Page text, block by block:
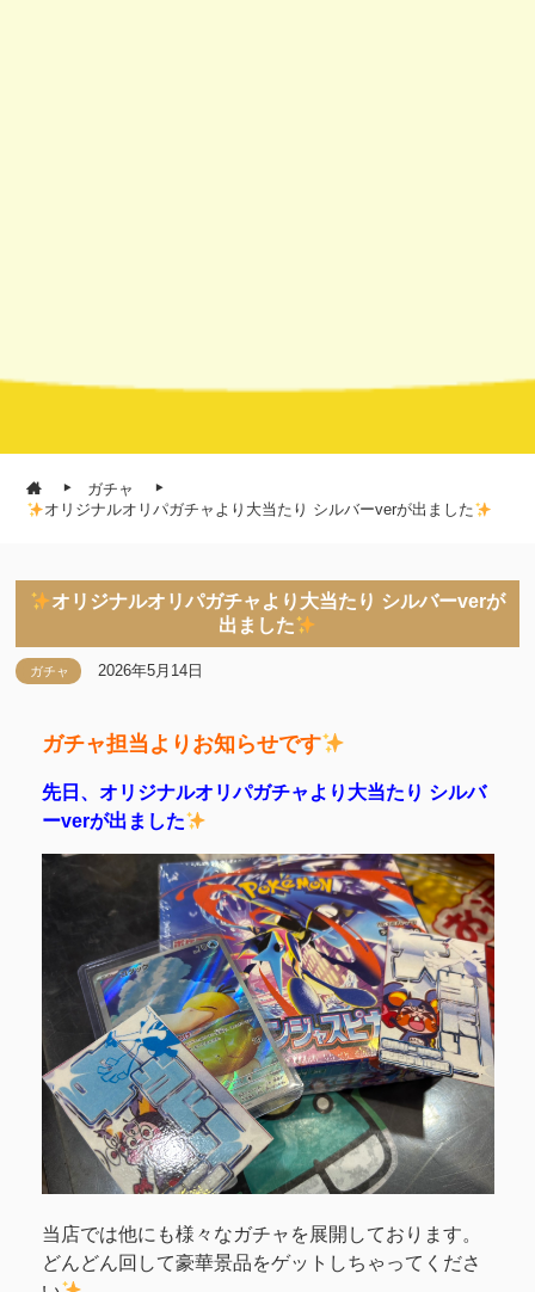
ガチャ
オリジナルオリパガチャより大当たり シルバーverが出ました
オリジナルオリパガチャより大当たり シルバーverが
出ました
ガチャ 2026年5月14日
ガチャ担当よりお知らせです
先日、オリジナルオリパガチャより大当たり シルバ
ーverが出ました
当店では他にも様々なガチャを展開しております。
どんどん回して豪華景品をゲットしちゃってくださ